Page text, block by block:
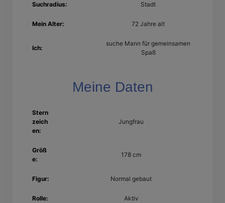
Suchradius: Stadt
Mein Alter: 72 Jahre alt
Ich:
suche Mann für gemeinsamen
Spaß
Meine Daten
Stern
zeich
en:
Jungfrau
Größ
e:
178 cm
Figur: Normal gebaut
Rolle: Aktiv